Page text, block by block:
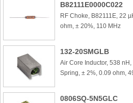
B82111E0000C022
RF Choke, B82111E, 22
ohm, ± 20%, 110 MHz
132-20SMGLB
Air Core Inductor, 538 nH,
Spring, ± 2%, 0.09 ohm,
0806SQ-5N5GLC